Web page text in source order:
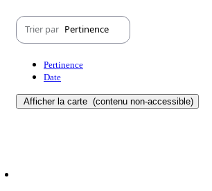
Trier par Pertinence
Pertinence
Date
Afficher la carte (contenu non-accessible)